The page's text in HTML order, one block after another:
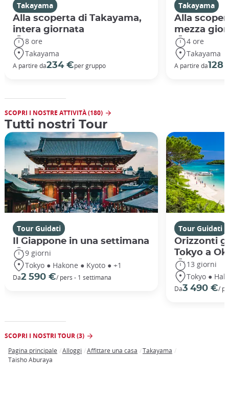
Takayama
Alla scoperta di Takayama,
intera giornata
8 ore
Takayama
A partire da234 €per gruppo
Takayama
Alla
mezza
4 ore
Takayama
A partire da128
SCOPRI I NOSTRE ATTIVITÀ (180)
Tutti nostri Tour
Tour Guidati
Il Giappone in una settimana
9 giorni
Tokyo ● Hakone ● Kyoto ● +1
Da2 590 €/ pers - 1 settimana
Tour Guidati
Orizzonti
Tokyo a
13 giorni
Tokyo ●
Da3 490 €/
SCOPRI I NOSTRI TOUR (3)
Breadcrumb
Pagina principale Alloggi Affittare una casa
Takayama
Taisho Aburaya